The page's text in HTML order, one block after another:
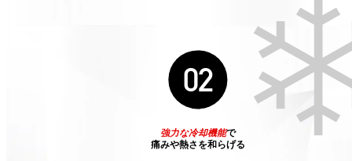
02
強力な冷却機能で
痛みや熱さを和らげる